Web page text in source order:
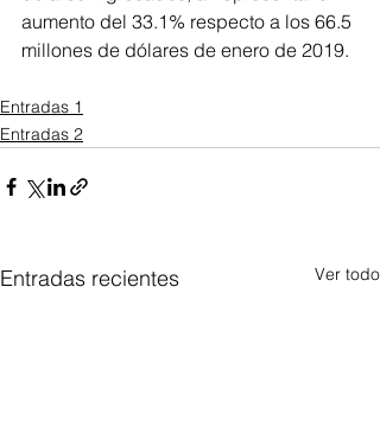
aumento del 33.1% respecto a los 66.5
millones de dólares de enero de 2019.
Entradas 1
Entradas 2
Entradas recientes Ver todo